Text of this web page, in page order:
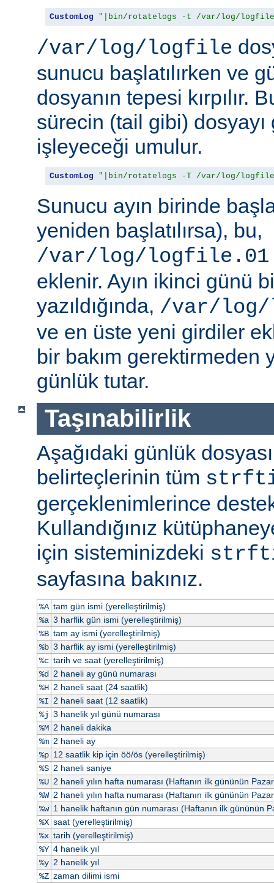
CustomLog "|bin/rotatelogs -t /var/log/logfile
/var/log/logfile
sunucu başlatılırken ve
dosyanın tepesi kırpılır.
sürecin (tail gibi) dosyayı
işleyeceği umulur.
CustomLog "|bin/rotatelogs -T /var/log/
Sunucu ayın birinde
yeniden başlatılırsa), bu,
/var/log/logfile.01
eklenir. Ayın ikinci günü
yazıldığında, /var/
ve en üste yeni girdiler
bir bakım gerektirmeden
günlük tutar.
Taşınabilirlik
Aşağıdaki günlük
belirteçlerinin tüm
gerçeklenimlerince
Kullandığınız
için sisteminizdeki
sayfasına bakınız.
%A tam gün ismi (yerelleştirilmiş)
%a 3 harflik gün ismi (yerelleştirilmiş)
%B tam ay ismi (yerelleştirilmiş)
%b 3 harflik ay ismi (yerelleştirilmiş)
%c tarih ve saat (yerelleştirilmiş)
%d
2 haneli ay günü numarası
%H 2 haneli saat (24 saatlik)
%I 2 haneli saat (12 saatlik)
%j 3 hanelik yıl günü numarası
%M 2 haneli dakika
%m 2 haneli ay
%p 12 saatlik kip için öö/ös (yerelleştirilmiş)
%S 2 haneli saniye
%U 2 haneli yılın hafta numarası (Haftanın ilk gününün
%W 2 haneli yılın hafta numarası (Haftanın ilk gününün
%w 1 hanelik haftanın gün numarası (Haftanın ilk gününün
%X saat (yerelleştirilmiş)
%x tarih (yerelleştirilmiş)
%Y 4 hanelik yıl
%y 2 hanelik yıl
%Z zaman dilimi ismi